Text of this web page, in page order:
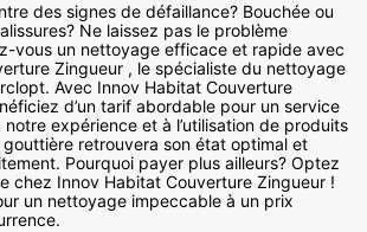
des signes de défaillance? Bouchée ou
Ne laissez pas le problème
vous un nettoyage efficace et rapide avec
Zingueur , le spécialiste du nettoyage
Avec Innov Habitat Couverture
d’un tarif abordable pour un service
expérience et à l’utilisation de produits
retrouvera son état optimal et
Pourquoi payer plus ailleurs? Optez
chez Innov Habitat Couverture Zingueur !
un nettoyage impeccable à un prix